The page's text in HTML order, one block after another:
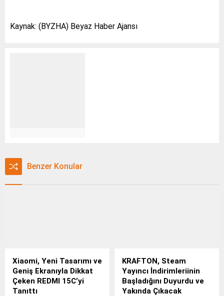
Kaynak: (BYZHA) Beyaz Haber Ajansı
Benzer Konular
Xiaomi, Yeni Tasarımı ve
Geniş Ekranıyla Dikkat
Çeken REDMI 15C’yi
Tanıttı
KRAFTON, Steam
Yayıncı İndirimleriinin
Başladığını Duyurdu ve
Yakında Çıkacak